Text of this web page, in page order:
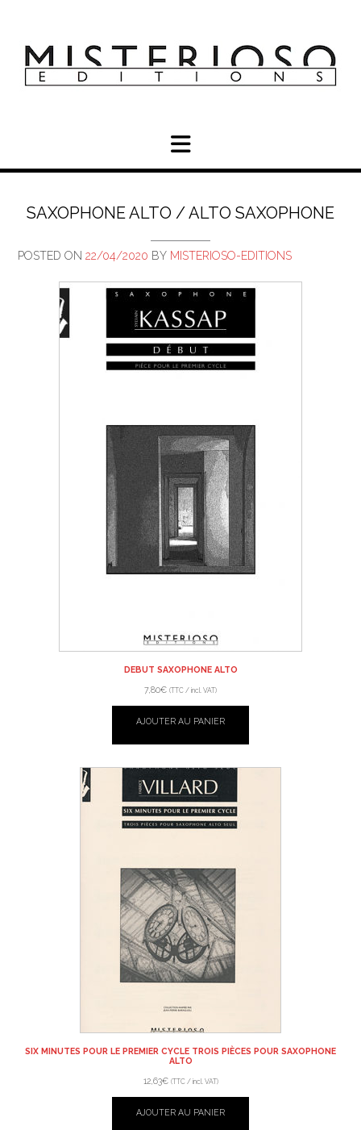
SAXOPHONE ALTO / ALTO SAXOPHONE
POSTED ON 22/04/2020 BY MISTERIOSO-EDITIONS
DEBUT SAXOPHONE ALTO
7,80€ (TTC / incl. VAT)
AJOUTER AU PANIER
SIX MINUTES POUR LE PREMIER CYCLE TROIS PIÈCES POUR SAXOPHONE
ALTO
12,63€ (TTC / incl. VAT)
AJOUTER AU PANIER